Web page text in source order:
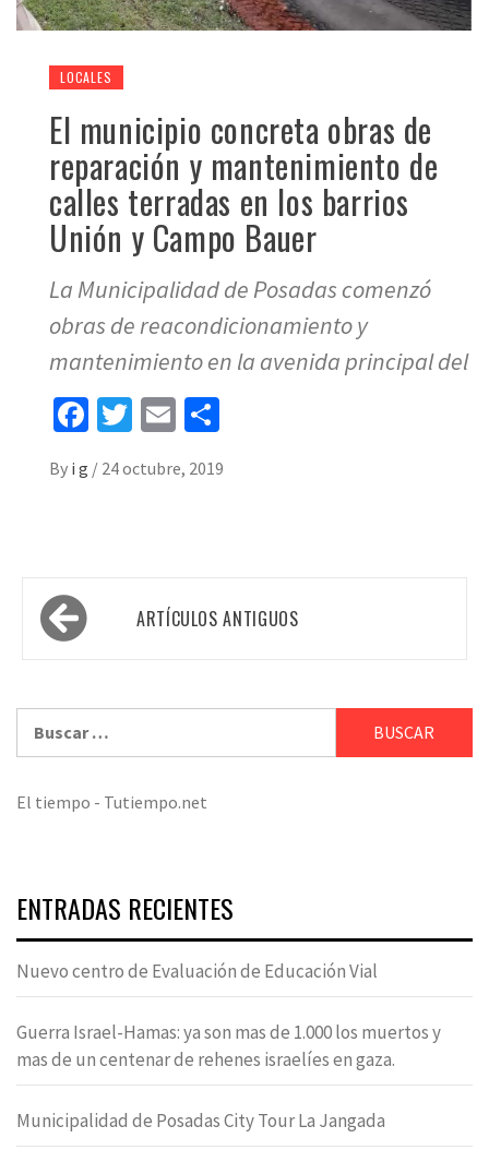
LOCALES
El municipio concreta obras de
reparación y mantenimiento de
calles terradas en los barrios
Unión y Campo Bauer
La Municipalidad de Posadas comenzó
obras de reacondicionamiento y
mantenimiento en la avenida principal del
Facebook
Twitter
Email
By i g / 24 octubre, 2019
Navegación
de ARTÍCULOS ANTIGUOS
El tiempo - Tutiempo.net
ENTRADAS RECIENTES
Nuevo centro de Evaluación de Educación Vial
Guerra Israel-Hamas: ya son mas de 1.000 los muertos y
mas de un centenar de rehenes israelíes en gaza.
Municipalidad de Posadas City Tour La Jangada